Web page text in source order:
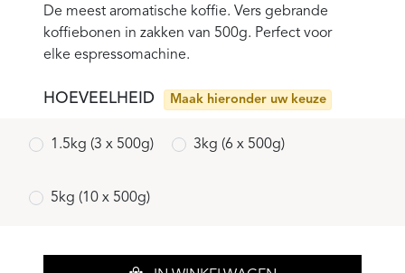
De meest aromatische koffie. Vers gebrande
koffiebonen in zakken van 500g. Perfect voor
elke espressomachine.
HOEVEELHEID Maak hieronder uw keuze
1.5kg (3 x 500g) 3kg (6 x 500g)
5kg (10 x 500g)